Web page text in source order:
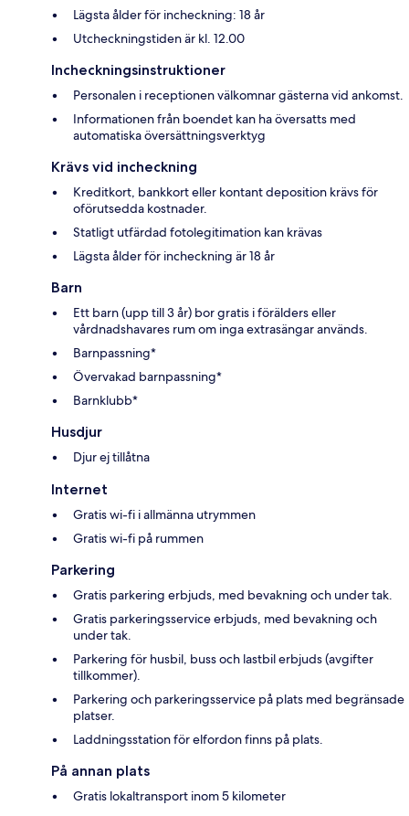
Lägsta ålder för incheckning: 18 år
Utcheckningstiden är kl. 12.00
Incheckningsinstruktioner
Personalen i receptionen välkomnar gästerna vid ankomst.
Informationen från boendet kan ha översatts med
automatiska översättningsverktyg
Krävs vid incheckning
Kreditkort, bankkort eller kontant deposition krävs för
oförutsedda kostnader.
Statligt utfärdad fotolegitimation kan krävas
Lägsta ålder för incheckning är 18 år
Barn
Ett barn (upp till 3 år) bor gratis i förälders eller
vårdnadshavares rum om inga extrasängar används.
Barnpassning*
Övervakad barnpassning*
Barnklubb*
Husdjur
Djur ej tillåtna
Internet
Gratis wi-fi i allmänna utrymmen
Gratis wi-fi på rummen
Parkering
Gratis parkering erbjuds, med bevakning och under tak.
Gratis parkeringsservice erbjuds, med bevakning och
under tak.
Parkering för husbil, buss och lastbil erbjuds (avgifter
tillkommer).
Parkering och parkeringsservice på plats med begränsade
platser.
Laddningsstation för elfordon finns på plats.
På annan plats
Gratis lokaltransport inom 5 kilometer